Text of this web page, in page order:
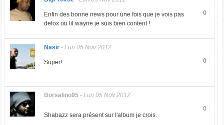
0
Enfin des bonne news pour une fois que je vois pas
detox ou lil wayne je suis bien content !
Nasir- Lun 05 Nov 2012
0
Super!
Borsalino95- Lun 05 Nov 2012
0
Shabazz sera présent sur l'album je crois.